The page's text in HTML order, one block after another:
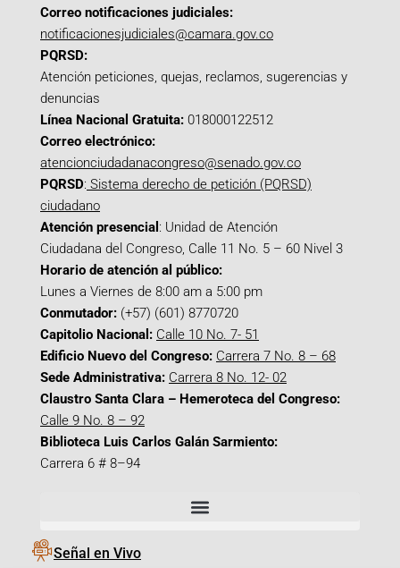
Correo notificaciones judiciales:
notificacionesjudiciales@camara.gov.co
PQRSD:
Atención peticiones, quejas, reclamos, sugerencias y
denuncias
Línea Nacional Gratuita: 018000122512
Correo electrónico:
atencionciudadanacongreso@senado.gov.co
PQRSD: Sistema derecho de petición (PQRSD)
ciudadano
Atención presencial : Unidad de Atención
Ciudadana del Congreso, Calle 11 No. 5 – 60 Nivel 3
Horario de atención al público:
Lunes a Viernes de 8:00 am a 5:00 pm
Conmutador: (+57) (601) 8770720
Capitolio Nacional: Calle 10 No. 7- 51
Edificio Nuevo del Congreso: Carrera 7 No. 8 – 68
Sede Administrativa: Carrera 8 No. 12- 02
Claustro Santa Clara – Hemeroteca del Congreso:
Calle 9 No. 8 – 92
Biblioteca Luis Carlos Galán Sarmiento:
Carrera 6 # 8–94
Señal en Vivo